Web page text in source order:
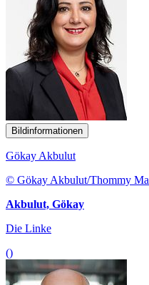
Bildinformationen
Gökay Akbulut
© Gökay Akbulut/Thommy
Akbulut, Gökay
Die Linke
()